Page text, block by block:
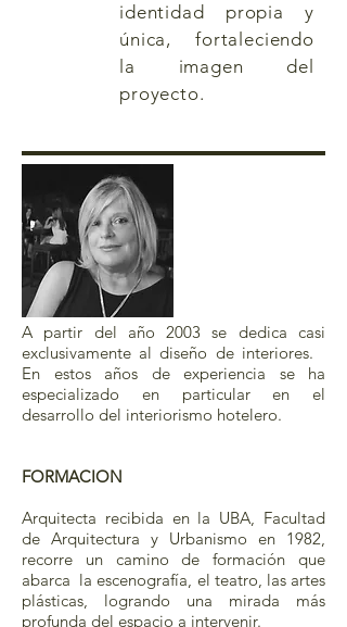
identidad propia y
única, fortaleciendo
la imagen del
proyecto.
A partir del año 2003 se dedica casi
exclusivamente al diseño de interiores.
En estos años de experiencia se ha
especializado en particular en el
desarrollo del interiorismo hotelero.
FORMACION
Arquitecta recibida en la UBA, Facultad
de Arquitectura y Urbanismo en 1982,
recorre un camino de formación que
abarca la escenografía, el teatro, las artes
plásticas, logrando una mirada más
profunda del espacio a intervenir.